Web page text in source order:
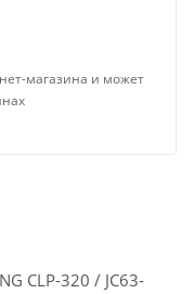
магазина и может
CLP-320 / JC63-